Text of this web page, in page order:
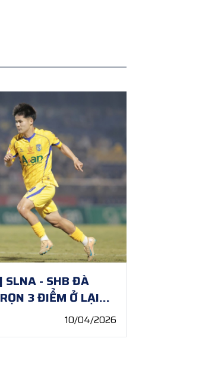
SLNA - SHB ĐÀ
3 ĐIỂM Ở LẠI
10/04/2026